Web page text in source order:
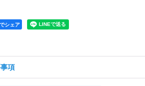
シェア
項